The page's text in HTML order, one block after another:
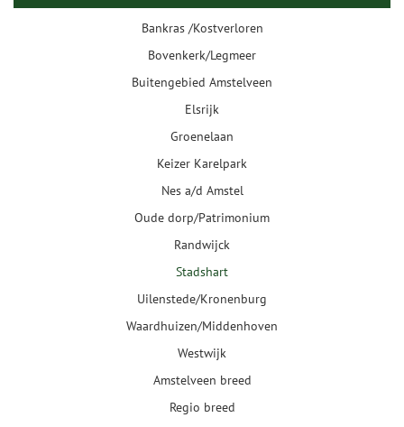
Bankras /Kostverloren
Bovenkerk/Legmeer
Buitengebied Amstelveen
Elsrijk
Groenelaan
Keizer Karelpark
Nes a/d Amstel
Oude dorp/Patrimonium
Randwijck
Stadshart
Uilenstede/Kronenburg
Waardhuizen/Middenhoven
Westwijk
Amstelveen breed
Regio breed